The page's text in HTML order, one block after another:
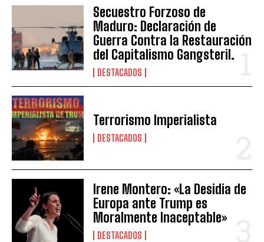
Secuestro Forzoso de
Maduro: Declaración de
Guerra Contra la Restauración
del Capitalismo Gangsteril.
DESTACADOS
Terrorismo Imperialista
DESTACADOS
Irene Montero: «La Desidia de
Europa ante Trump es
Moralmente Inaceptable»
DESTACADOS